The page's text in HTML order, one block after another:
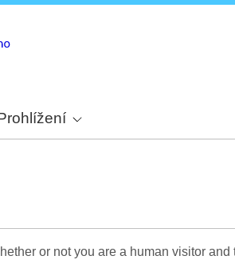
or not you are a human visitor